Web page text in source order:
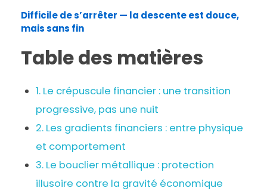
Difficile de s’arrêter — la descente est douce,
mais sans fin
Table des matières
1. Le crépuscule financier : une transition
progressive, pas une nuit
2. Les gradients financiers : entre physique
et comportement
3. Le bouclier métallique : protection
illusoire contre la gravité économique